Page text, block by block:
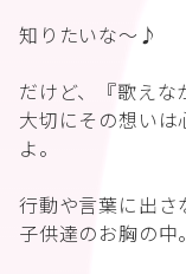
知りたいな〜♪
だけど、『歌えな
大切にその想いは
よ。
行動や言葉に出さ
子供達のお胸の中。